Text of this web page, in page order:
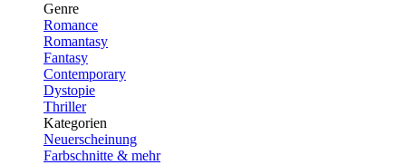
Genre
Romance
Romantasy
Fantasy
Contemporary
Dystopie
Thriller
Kategorien
Neuerscheinung
Farbschnitte & mehr